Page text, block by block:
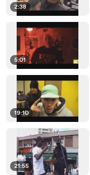
2:38
5:01
19:10
21:55